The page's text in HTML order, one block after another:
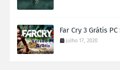
Far Cry 3 Grátis
julho 17, 2020